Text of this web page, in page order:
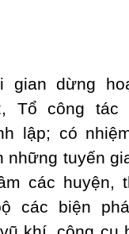
gian dừng
Tổ công tác
lập; có
những tuyến
các huyện,
các biện